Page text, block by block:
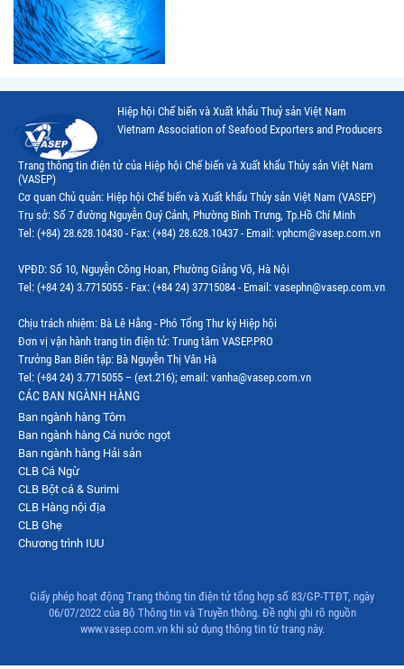
Thị trường Nhật Bản
Thị trường Thái Lan
Thị trường Philippines
Thị trường Tây Ban Nha
Thị trường thủy sản khác
Thị trường thủy sản thế giới
Hiệp hội Chế biến và Xuất khẩu Thuỷ sản Việt Nam
Vietnam Association of Seafood Exporters and Producers
Trang thông tin điện tử của Hiệp hội Chế biến và Xuất khẩu Thủy sản Việt Nam
(VASEP)
Cơ quan Chủ quản: Hiệp hội Chế biến và Xuất khẩu Thủy sản Việt Nam (VASEP)
Trụ sở: Số 7 đường Nguyễn Quý Cảnh, Phường Bình Trưng, Tp.Hồ Chí Minh
Tel: (+84) 28.628.10430 - Fax: (+84) 28.628.10437 - Email: vphcm@vasep.com.vn
VPĐD: Số 10, Nguyễn Công Hoan, Phường Giảng Võ, Hà Nội
Tel: (+84 24) 3.7715055 - Fax: (+84 24) 37715084 - Email: vasephn@vasep.com.vn
Chịu trách nhiệm: Bà Lê Hằng - Phó Tổng Thư ký Hiệp hội
Đơn vị vận hành trang tin điện tử: Trung tâm VASEP.PRO
Trưởng Ban Biên tập: Bà Nguyễn Thị Vân Hà
Tel: (+84 24) 3.7715055 – (ext.216); email: vanha@vasep.com.vn
CÁC BAN NGÀNH HÀNG
Ban ngành hàng Tôm
Ban ngành hàng Cá nước ngọt
Ban ngành hàng Hải sản
CLB Cá Ngừ
CLB Bột cá & Surimi
CLB Hàng nội địa
CLB Ghẹ
Chương trình IUU
Giấy phép hoạt động Trang thông tin điện tử tổng hợp số 83/GP-TTĐT, ngày
06/07/2022 của Bộ Thông tin và Truyền thông. Đề nghị ghi rõ nguồn
www.vasep.com.vn khi sử dụng thông tin từ trang này.